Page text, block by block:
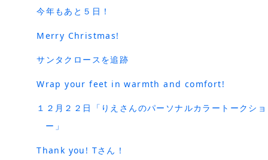
今年もあと５日！
Merry Christmas!
サンタクロースを追跡
Wrap your feet in warmth and comfort!
１２月２２日「りえさんのパーソナルカラートークショ
ー」
Thank you! Tさん！